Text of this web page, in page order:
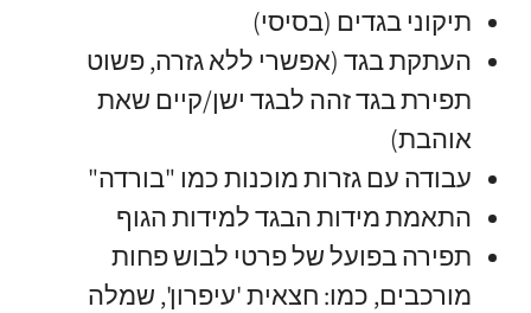
תיקוני בגדים (בסיסי)
העתקת בגד (אפשרי ללא גזרה, פשוט
תפירת בגד זהה לבגד ישן/קיים שאת
אוהבת)
עבודה עם גזרות מוכנות כמו "בורדה"
התאמת מידות הבגד למידות הגוף
תפירה בפועל של פרטי לבוש פחות
מורכבים, כמו: חצאית 'עיפרון', שמלה